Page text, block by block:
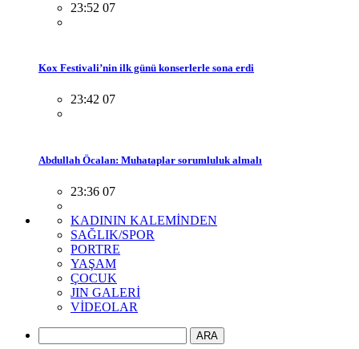
23:52 07
Kox Festivali’nin ilk günü konserlerle sona erdi
23:42 07
Abdullah Öcalan: Muhataplar sorumluluk almalı
23:36 07
KADININ KALEMİNDEN
SAĞLIK/SPOR
PORTRE
YAŞAM
ÇOCUK
JIN GALERİ
VİDEOLAR
ARA